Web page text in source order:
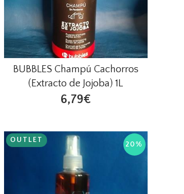
BUBBLES Champú Cachorros
(Extracto de Jojoba) 1L
6,79€
20%
OUTLET